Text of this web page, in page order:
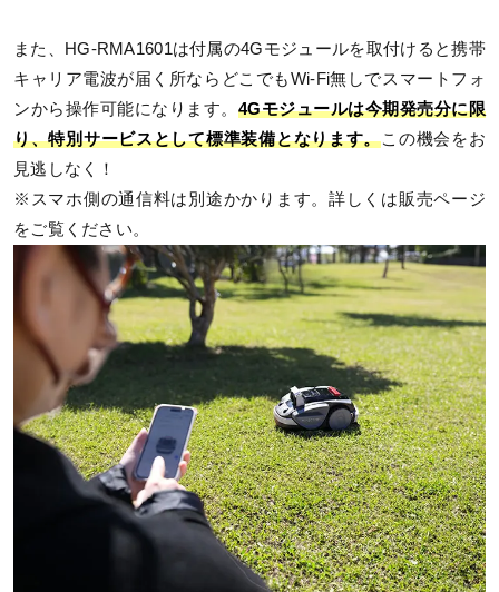
また、HG-RMA1601は付属の4Gモジュールを取付けると携帯
キャリア電波が届く所ならどこでもWi-Fi無しでスマートフォ
ンから操作可能になります。 4Gモジュールは今期発売分に限
り、特別サービスとして標準装備となります。この機会をお
見逃しなく！
※スマホ側の通信料は別途かかります。詳しくは販売ページ
をご覧ください。